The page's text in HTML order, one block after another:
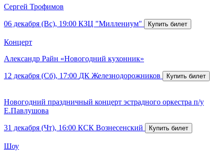
Сергей Трофимов
06 декабря (Вс), 19:00 КЗЦ "Миллениум"
Концерт
Александр Райн «Новогодний кухонник»
12 декабря (Сб), 17:00 ДК Железнодорожников
Новогодний праздничный концерт эстрадного оркестра п/у
Е.Павлушова
31 декабря (Чт), 16:00 КСК Вознесенский
Шоу